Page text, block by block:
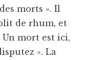
morts ». Il
de rhum, et
mort est ici,
». La